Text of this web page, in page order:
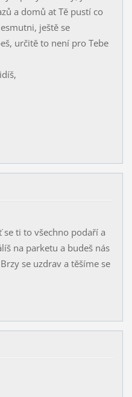
a domů at Tě pustí co
ještě se
určitě to není pro Tebe
ti to všechno podaří a
na parketu a budeš nás
se uzdrav a těšíme se